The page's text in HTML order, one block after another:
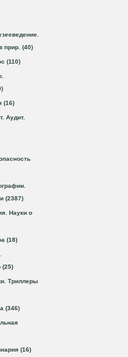
прир. (40)
(110)
(16)
Аудит.
(2387)
Науки о
(18)
(25)
Триллеры
(346)
(16)